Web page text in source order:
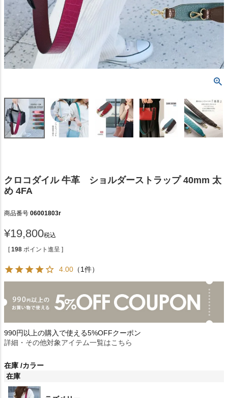
クロコダイル 牛革 ショルダーストラップ 40mm 太
め 4FA
商品番号 06001803r
¥19,800税込
[ 198 ポイント進呈 ]
4.00 （1件）
990円以上の購入で使える5%OFFクーポン
詳細・その他対象アイテム一覧はこちら
在庫 カラー
在庫